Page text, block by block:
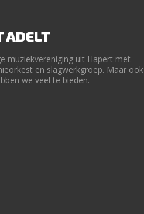
ADELT
muziekvereniging uit Hapert met
en slagwerkgroep. Maar ook
we veel te bieden.